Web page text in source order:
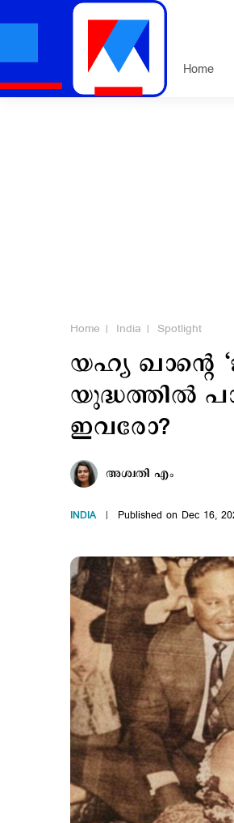
Home
Home India Spotlight
യഹ്യ ഖാന്‍റെ
യുദ്ധത്തില്‍
ഇവരോ?
അശ്വതി എം
INDIA Published on Dec 16,